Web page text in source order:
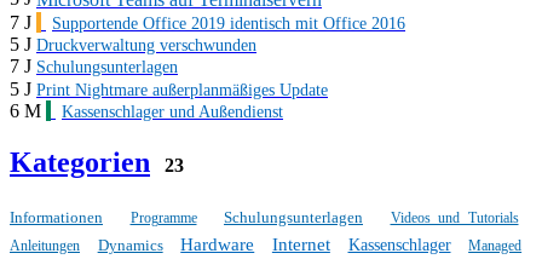
7 J
Supportende Office 2019 identisch mit Office 2016
5 J Druckverwaltung verschwunden
7 J Schulungsunterlagen
5 J Print Nightmare außerplanmäßiges Update
6 M Kassenschlager und Außendienst
Kategorien 23
Informationen Programme Schulungsunterlagen
Videos und Tutorials
Anleitungen
Dynamics Hardware Internet Kassenschlager Managed